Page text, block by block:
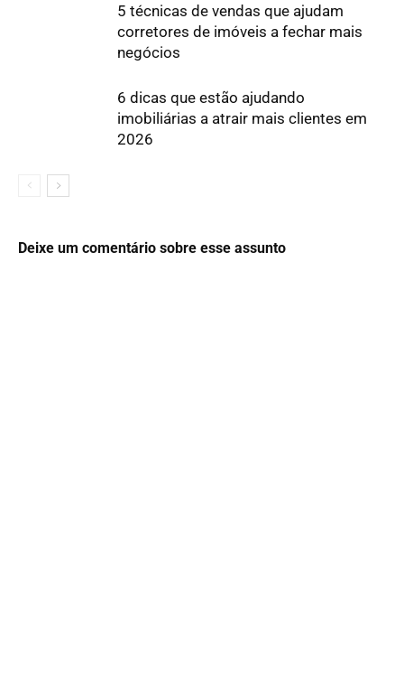
5 técnicas de vendas que ajudam
corretores de imóveis a fechar mais
negócios
6 dicas que estão ajudando
imobiliárias a atrair mais clientes em
2026
Deixe um comentário sobre esse assunto